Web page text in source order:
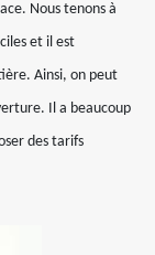
Nous tenons à
et il est
Ainsi, on peut
Il a beaucoup
des tarifs